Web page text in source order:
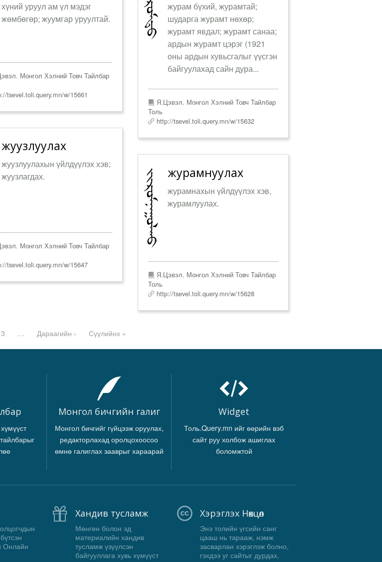
хүний уруул ам үл мэдэг
жөмбөгөр; жуумгар уруултай.
Монгол Хэлний Товч Тайлбар
tsevel.toli.query.mn/w/15661
жуузлуулах
жуузлуулахын үйлдүүлэх хэв;
жуузлагдах.
Монгол Хэлний Товч Тайлбар
tsevel.toli.query.mn/w/15647
журам бүхий, журамтай;
шударга журамт нөхөр;
журамт явдал; журамт санаа;
ардын журамт цэрэг (1921
оны ардын хувьсгалыг үүсгэн
байгуулахад сайн дура...
Я.Цэвэл. Монгол Хэлний Товч Тайлбар
Толь
http://tsevel.toli.query.mn/w/15632
журамнуулах
журамнахын үйлдүүлэх хэв,
журамлуулах.
Я.Цэвэл. Монгол Хэлний Товч Тайлбар
Толь
http://tsevel.toli.query.mn/w/15628
3 … Дараагийн › Сүүлийнх »
Монгол бичгийн галиг
Монгол бичгийг гүйцээж оруулах,
редакторлахад оролцохоосоо
өмнө галиглах зааврыг хараарай
Widget
Толь.Query.mn ийг өөрийн вэб
сайт руу холбож ашиглах
боломжтой
Онлайн
Хандив тусламж
Мөнгөн болон эд
материалийн хандив
тусламж үзүүлсэн
байгууллага хувь хүмүүст
Хэрэглэх Нөхцөл
Энэ толийн үгсийн санг
цааш нь тарааж, нэмж
засварлан хэрэглэж болно,
гэхдээ уг сайтыг дурдах,